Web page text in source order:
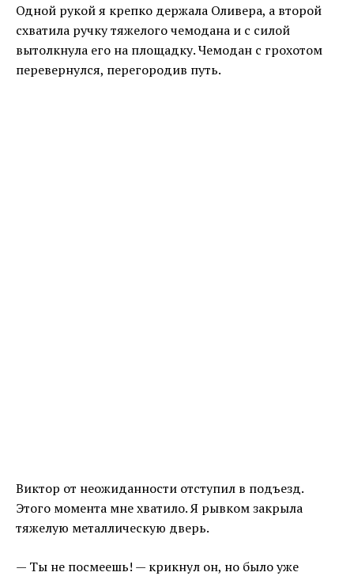
Одной рукой я крепко держала Оливера, а второй
схватила ручку тяжелого чемодана и с силой
вытолкнула его на площадку. Чемодан с грохотом
перевернулся, перегородив путь.
Виктор от неожиданности отступил в подъезд.
Этого момента мне хватило. Я рывком закрыла
тяжелую металлическую дверь.
— Ты не посмеешь! — крикнул он, но было уже